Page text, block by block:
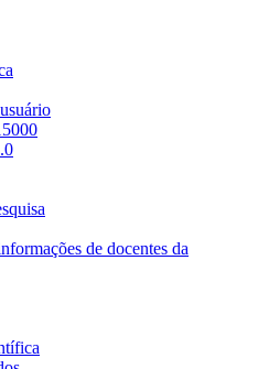
de docentes da